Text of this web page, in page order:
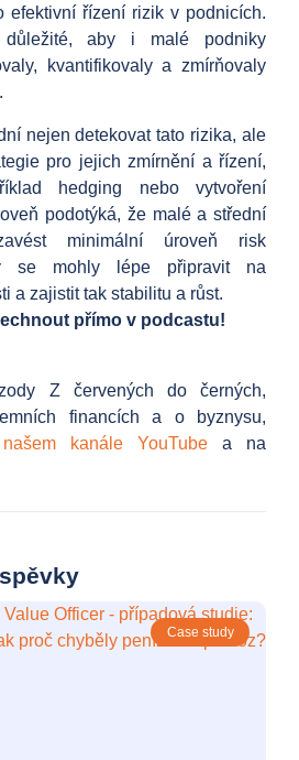
efektivní řízení rizik v podnicích.
aby i malé podniky
kvantifikovaly a zmírňovaly
nejen detekovat tato rizika, ale
pro jejich zmírnění a řízení,
hedging nebo vytvoření
podotýká, že malé a střední
minimální úroveň risk
se mohly lépe připravit na
a zajistit tak stabilitu a růst.
přímo v podcastu!
Z červených do černých,
financích a o byznysu,
našem kanále YouTube a na
Case study